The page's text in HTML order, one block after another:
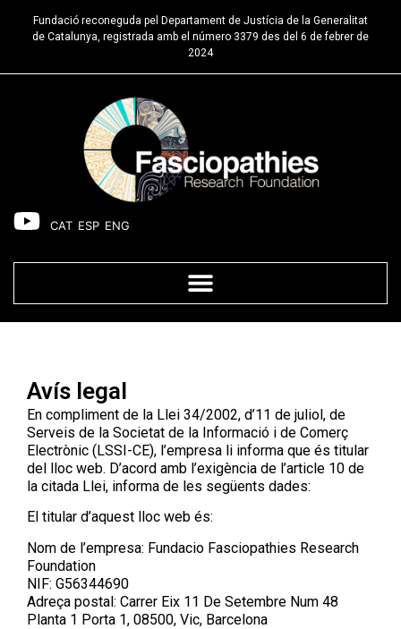
Fundació reconeguda pel Departament de Justícia de la Generalitat
de Catalunya, registrada amb el número 3379 des del 6 de febrer de
2024
CAT ESP ENG
Avís legal
En compliment de la Llei 34/2002, d’11 de juliol, de
Serveis de la Societat de la Informació i de Comerç
Electrònic (LSSI-CE), l’empresa li informa que és titular
del lloc web. D’acord amb l’exigència de l’article 10 de
la citada Llei, informa de les següents dades:
El titular d’aquest lloc web és:
Nom de l’empresa: Fundacio Fasciopathies Research
Foundation
NIF: G56344690
Adreça postal: Carrer Eix 11 De Setembre Num 48
Planta 1 Porta 1, 08500, Vic, Barcelona